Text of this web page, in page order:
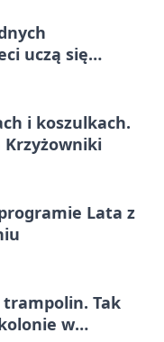
uczą się
i koszulkach.
Krzyżowniki
Lata z
Tak
w